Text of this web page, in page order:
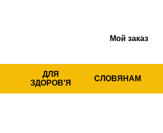
Мой заказ
ДЛЯ
ЗДОРОВ'Я
СЛОВЯНАМ